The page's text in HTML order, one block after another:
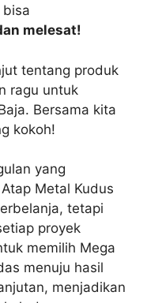
bisa
melesat!
tentang produk
ragu untuk
Bersama kita
kokoh!
yang
Metal Kudus
tetapi
proyek
memilih Mega
menuju hasil
menjadikan